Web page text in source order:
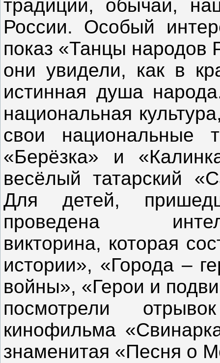
традиции, обычаи,
России. Особый
показ «Танцы народов
они увидели, как в
истинная душа
национальная
свои национальные
«Берёзка» и
весёлый татарский
Для детей,
проведена
викторина, которая
истории», «Города –
войны», «Герои и
посмотрели
кинофильма
знаменитая «Песня о